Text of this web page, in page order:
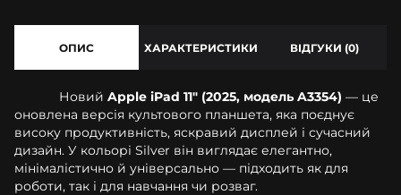
ОПИС ХАРАКТЕРИСТИКИ ВІДГУКИ (0)
Новий Apple iPad 11" (2025, модель A3354) — це
оновлена версія культового планшета, яка поєднує
високу продуктивність, яскравий дисплей і сучасний
дизайн. У кольорі Silver він виглядає елегантно,
мінімалістично й універсально — підходить як для
роботи, так і для навчання чи розваг.